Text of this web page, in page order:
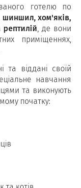
готелю по
шиншил, хом'яків,
, де вони
приміщеннях,
та віддані своїй
навчання
та виконують
початку: